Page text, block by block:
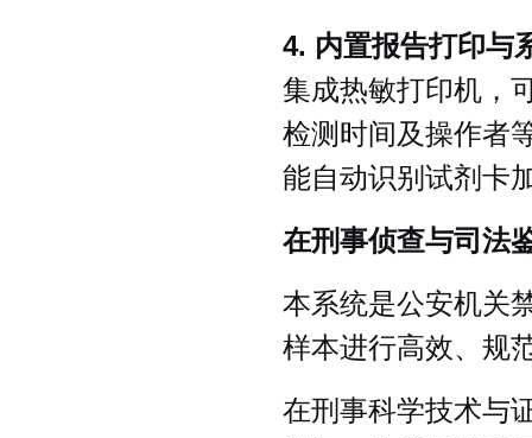
4. 内置报告打印与
集成热敏打印机，
检测时间及操作者
能自动识别试剂卡
在刑事侦查与司法
本系统是公安机关
样本进行高效、规
在刑事科学技术与